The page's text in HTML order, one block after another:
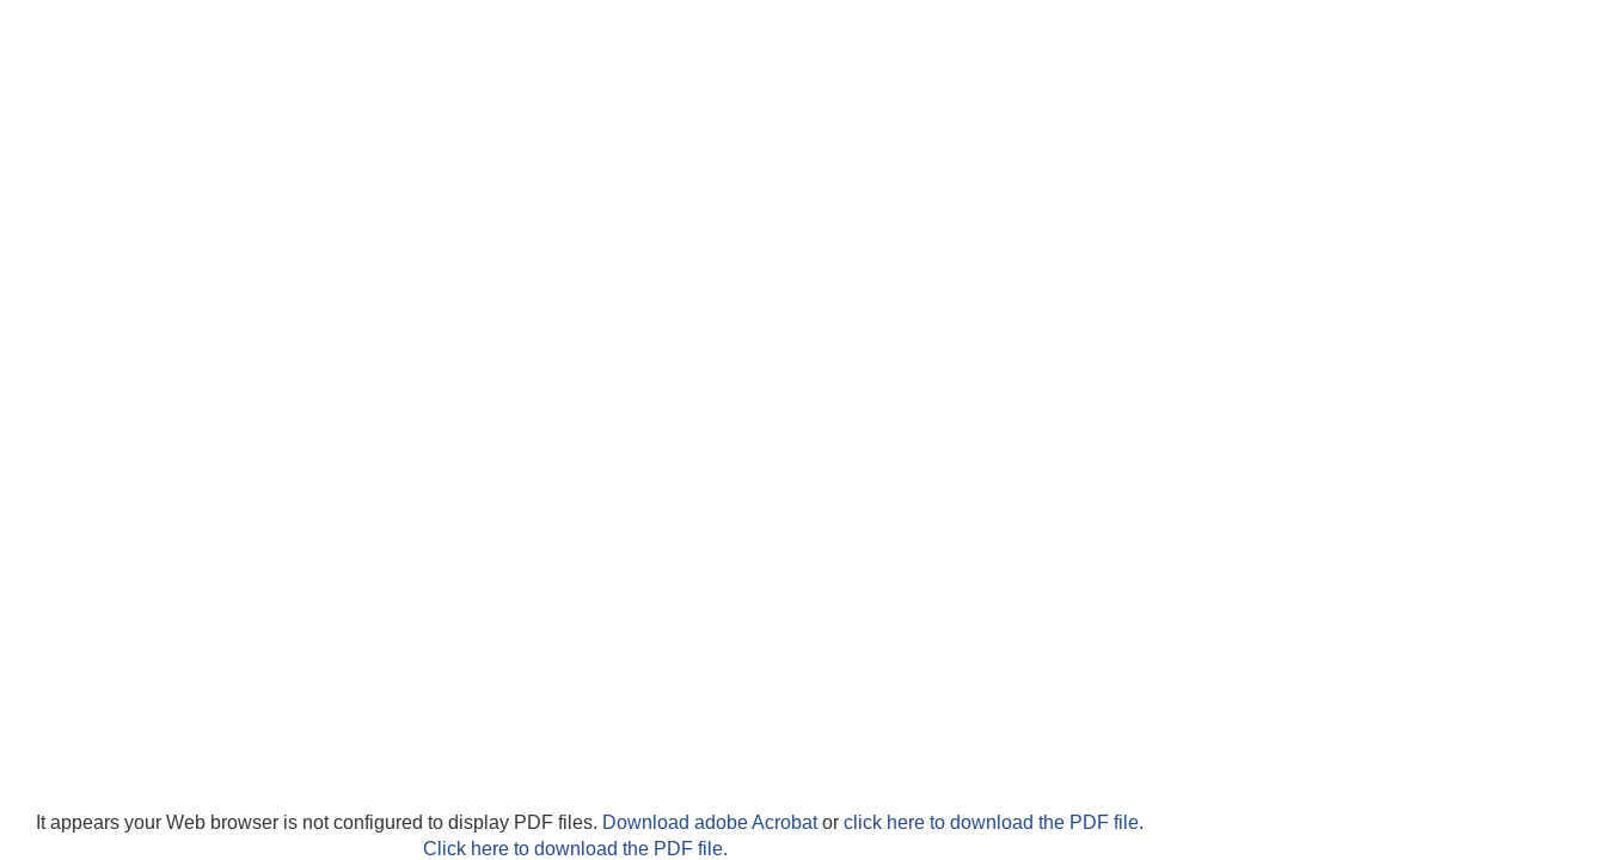
It appears your Web browser is not configured to display PDF files. Download adobe Acrobator click here to download the PDF file.
Click here to download the PDF file.